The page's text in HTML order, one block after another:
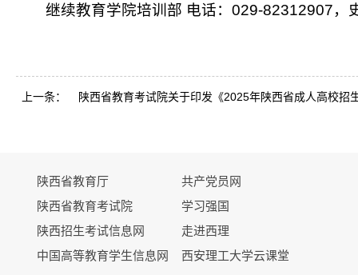
继续教育学院培训部 电话：029-82312907，
上一条：
陕西省教育厅
陕西省教育考试院
陕西招生考试信息网
中国高等教育学生信息网
共产党员网
学习强国
走进西理
西安理工大学云课堂